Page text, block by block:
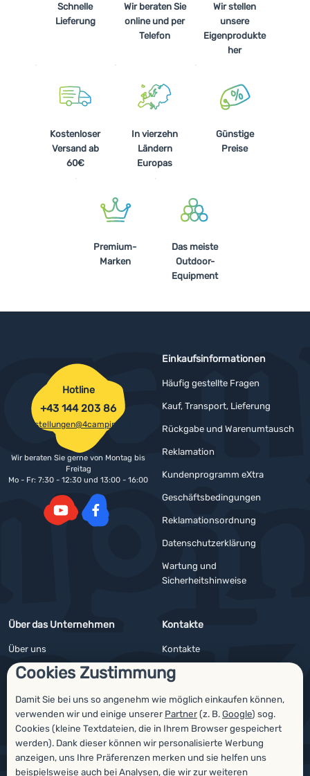
Cookies Zustimmung
Damit Sie bei uns so angenehm wie möglich einkaufen können,
verwenden wir und einige unserer Partner(z. B.Google) sog.
Cookies (kleine Textdateien, die in Ihrem Browser gespeichert
werden). Dank dieser können wir personalisierte Werbung
anzeigen, uns Ihre Präferenzen merken und sie helfen uns
beispielsweise auch bei Analysen, die wir zur weiteren
Schnelle
Lieferung
Wir beraten Sie
online und per
Telefon
Wir stellen
unsere
Eigenprodukte
her
Kostenloser
Versand ab
60€
In vierzehn
Ländern
Europas
Günstige
Preise
Premium-
Marken
Das meiste
Outdoor-
Equipment
Einkaufsinformationen
Häufig gestellte Fragen
Kauf, Transport, Lieferung
Rückgabe und Warenumtausch
Reklamation
Kundenprogramm eXtra
Geschäftsbedingungen
Reklamationsordnung
Datenschutzerklärung
Wartung und
Sicherheitshinweise
Über das Unternehmen
Über uns
Impressum
4camping4nature
Unsere Tester
Kontakte
Kontakte
Angebote für Firmen und Vereine
Newsletter
Hotline
+43 144 203 86
bestellungen@4camping.at
Wir beraten Sie gerne von Montag bis
Freitag
Mo - Fr: 7:30 - 12:30 und 13:00 - 16:00